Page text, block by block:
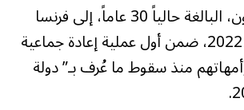
وعادت كارول سون، البالغة حالياً 30 عاماً، إلى فرنسا
في 5 تموز/يوليو 2022، ضمن أول عملية إعادة جماعية
منذ سقوط ما عُرف بـ” دولة